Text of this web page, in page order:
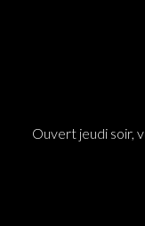
Ouvert jeudi soir,